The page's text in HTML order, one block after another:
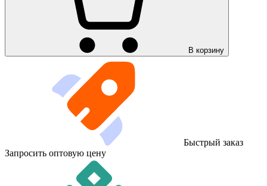
В корзину
Быстрый заказ
Запросить оптовую цену